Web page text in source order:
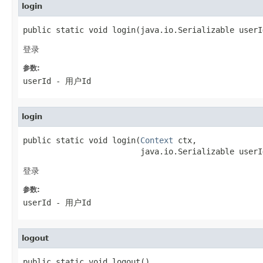
login
public static void login(java.io.Serializable
登录
参数:
userId - 用户Id
login
public static void login(Context ctx,
java.io.Serializable
登录
参数:
userId - 用户Id
logout